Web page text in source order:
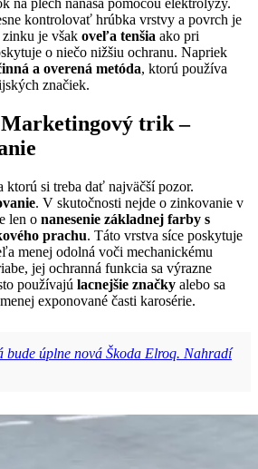
na plech nanáša pomocou elektrolýzy.
kontrolovať hrúbka vrstvy a povrch je
je však oveľa tenšia ako pri
o niečo nižšiu ochranu. Napriek
a overená metóda, ktorú používa
značiek.
trik –
ktorú si treba dať najväčší pozor.
. V skutočnosti nejde o zinkovanie v
len o nanesenie základnej farby s
prachu. Táto vrstva síce poskytuje
menej odolná voči mechanickému
jej ochranná funkcia sa výrazne
používajú lacnejšie značky alebo sa
exponované časti karosérie.
bude úplne nová Škoda Elroq. Nahradí